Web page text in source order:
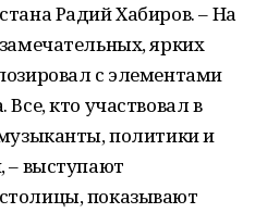
Радий Хабиров. – На
ярких
с элементами
кто участвовал в
политики и
– выступают
показывают